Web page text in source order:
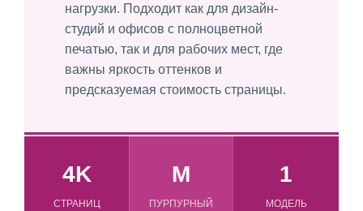
нагрузки. Подходит как для дизайн-
студий и офисов с полноцветной
печатью, так и для рабочих мест, где
важны яркость оттенков и
предсказуемая стоимость страницы.
4K
СТРАНИЦ
M
ПУРПУРНЫЙ
1
МОДЕЛЬ